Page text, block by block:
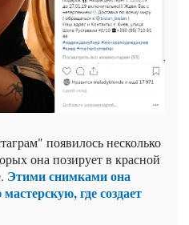
появилось несколько
она позирует в красной
Этими снимками она
где создает